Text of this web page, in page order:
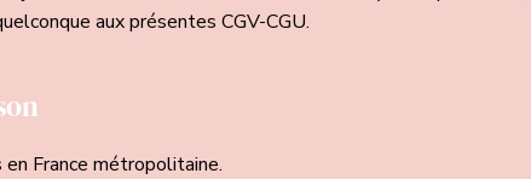
aux présentes CGV-CGU.
France métropolitaine.